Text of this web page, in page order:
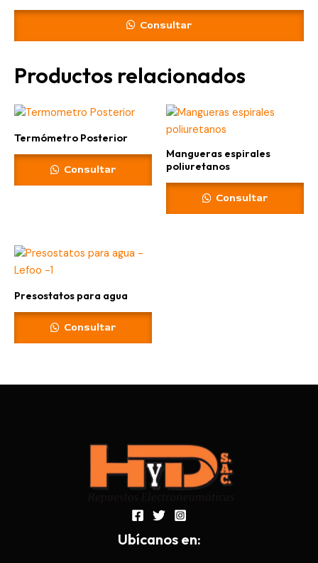
Consultar
Productos relacionados
Termómetro Posterior
Consultar
Mangueras espirales
poliuretanos
Consultar
Presostatos para agua
Consultar
Ubícanos en: